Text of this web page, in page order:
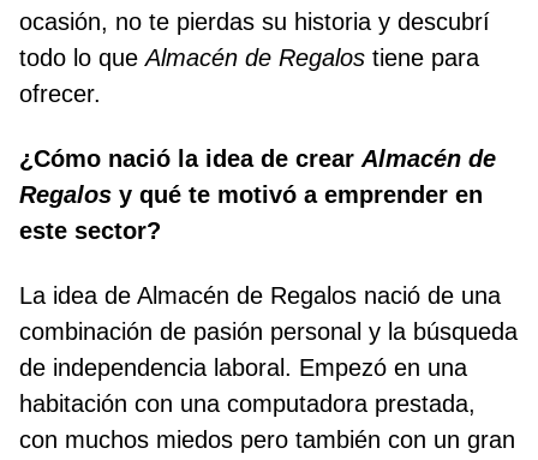
ocasión, no te pierdas su historia y descubrí
todo lo queAlmacén de Regalos tiene para
ofrecer.
¿Cómo nació la idea de crear Almacén de
Regalos y qué te motivó a emprender en
este sector?
La idea de Almacén de Regalos nació de una
combinación de pasión personal y la búsqueda
de independencia laboral. Empezó en una
habitación con una computadora prestada,
con muchos miedos pero también con un gran